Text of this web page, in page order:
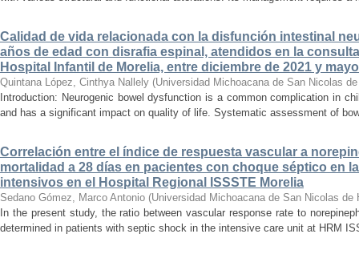
Calidad de vida relacionada con la disfunción intestinal
años de edad con disrafia espinal, atendidos en la
Hospital Infantil de Morelia, entre diciembre de 2021 y
Quintana López, Cinthya Nallely (Universidad Michoacana de San Nicolas
Introduction: Neurogenic bowel dysfunction is a common complication in
and has a significant impact on quality of life. Systematic assessment of
Correlación entre el índice de respuesta vascular a
mortalidad a 28 días en pacientes con choque séptico en
intensivos en el Hospital Regional ISSSTE Morelia
Sedano Gómez, Marco Antonio (Universidad Michoacana de San Nicolas de
In the present study, the ratio between vascular response rate to
determined in patients with septic shock in the intensive care unit at HRM